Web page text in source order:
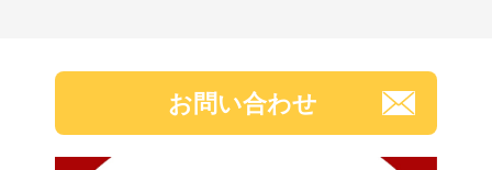
お問い合わせ